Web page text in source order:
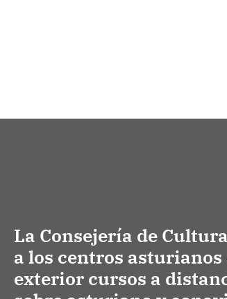
La Consejería de
a los centros asturianos
exterior cursos a